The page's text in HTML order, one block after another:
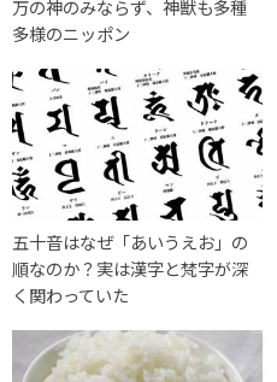
万の神のみならず、神獣も多種
多様のニッポン
五十音はなぜ「あいうえお」の
順なのか？実は漢字と梵字が深
く関わっていた